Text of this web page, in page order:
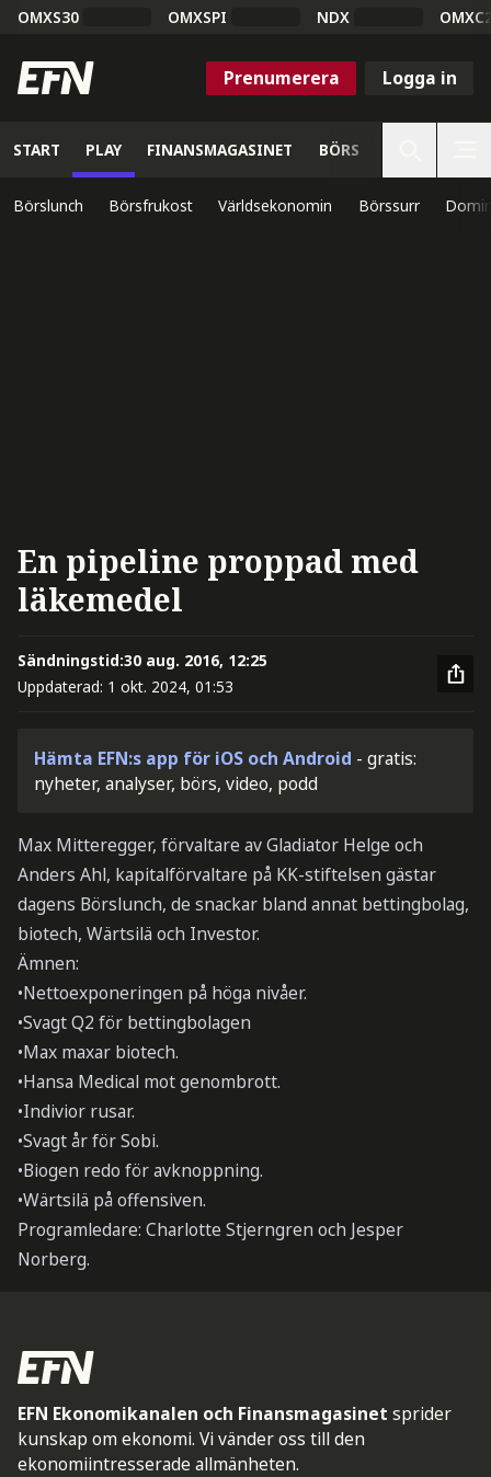
OMXS30 OMXSPI NDX
Prenumerera Logga in
START PLAY FINANSMAGASINET BÖRS
Börslunch Börsfrukost Världsekonomin Börssurr
En pipeline proppad med
läkemedel
Sändningstid:30 aug. 2016, 12:25
Uppdaterad: 1 okt. 2024, 01:53
Hämta EFN:s app för iOS och Android - gratis:
nyheter, analyser, börs, video, podd
Max Mitteregger, förvaltare av Gladiator Helge och
Anders Ahl, kapitalförvaltare på KK-stiftelsen gästar
dagens Börslunch, de snackar bland annat bettingbolag,
biotech, Wärtsilä och Investor.
Ämnen:
•Nettoexponeringen på höga nivåer.
•Svagt Q2 för bettingbolagen
•Max maxar biotech.
•Hansa Medical mot genombrott.
•Indivior rusar.
•Svagt år för Sobi.
•Biogen redo för avknoppning.
•Wärtsilä på offensiven.
Programledare: Charlotte Stjerngren och Jesper
Norberg.
EFN Ekonomikanalen och Finansmagasinet sprider
kunskap om ekonomi. Vi vänder oss till den
ekonomiintresserade allmänheten.